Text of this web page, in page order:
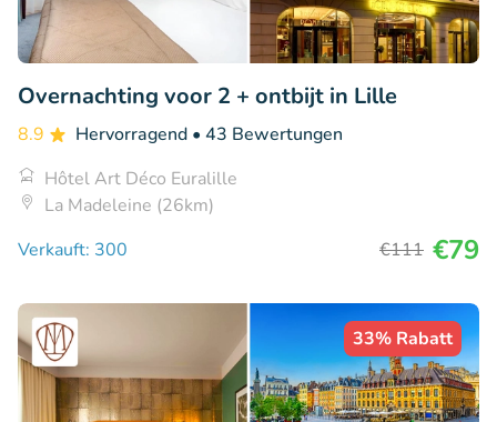
Overnachting voor 2 + ontbijt in Lille
8.9 Hervorragend • 43 Bewertungen
Hôtel Art Déco Euralille
La Madeleine (26km)
Verkauft: 300
€111 €79
33% Rabatt